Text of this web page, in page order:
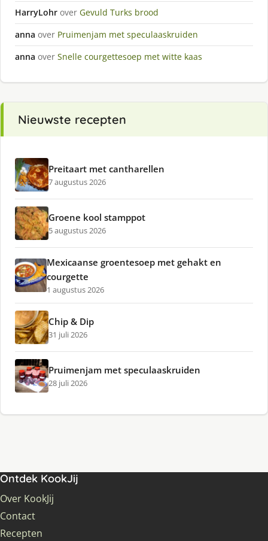
HarryLohr over Gevuld Turks brood
anna over Pruimenjam met speculaaskruiden
anna over Snelle courgettesoep met witte kaas
Nieuwste recepten
Preitaart met cantharellen
7 augustus 2026
Groene kool stamppot
5 augustus 2026
Mexicaanse groentesoep met gehakt en
courgette
1 augustus 2026
Chip & Dip
31 juli 2026
Pruimenjam met speculaaskruiden
28 juli 2026
Ontdek KookJij
Over KookJij
Contact
Recepten